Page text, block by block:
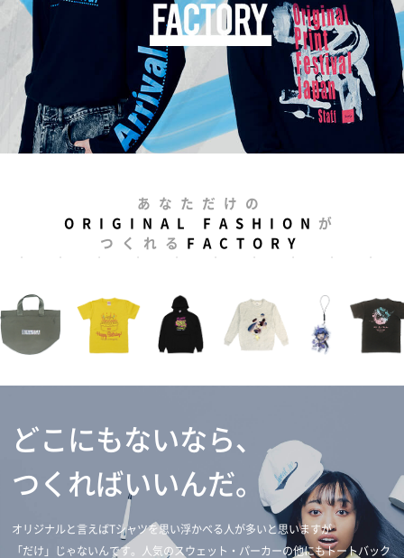
あなただけの
ORIGINAL FASHION が
つくれる
FACTORY
どこにもないなら、
つくればいいんだ。
オリジナルと言えばTシャツを思い浮かべる人が多いと思いますが
「だけ」じゃないんです。人気のスウェット・パーカーの他にもトートバック